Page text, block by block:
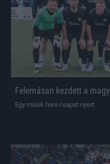
Felemásan kezdett a
Egy másik honi csapat nyert.